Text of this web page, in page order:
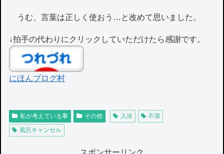
うむ、言葉は正しく使おう…と改めて思いました。
↓拍手の代わりにクリックしていただけたら感謝です。
にほんブログ村
私が考えている事 その他 入浴
不潔
風呂キャンセル
スポンサーリンク